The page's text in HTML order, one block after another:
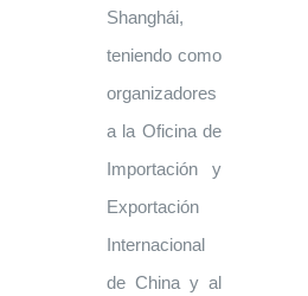
Shanghái,
teniendo como
organizadores
a la Oficina de
Importación y
Exportación
Internacional
de China y al